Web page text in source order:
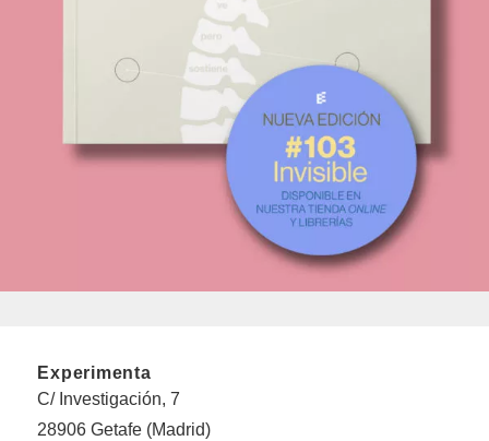
Experimenta
C/ Investigación, 7
28906 Getafe (Madrid)